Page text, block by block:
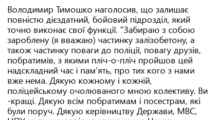
Володимир Тимошко наголосив, що залишає
повністю дієздатний, бойовий підрозділ, який
точно виконає свої функції. "Забираю з собою
зароблену (я вважаю) частинку залізобетону, а
також частинку поваги до поліції, повагу друзів,
побратимів, з якими пліч-о-пліч пройшов цей
надскладний час і памʼять, про тих кого з нами
вже нема. Дякую кожному і кожній,
поліцейському очолюваного мною колективу. Ви
-кращі. Дякую всім побратимам і посестрам, які
були поруч. Дякую керівництву Держави, МВС,